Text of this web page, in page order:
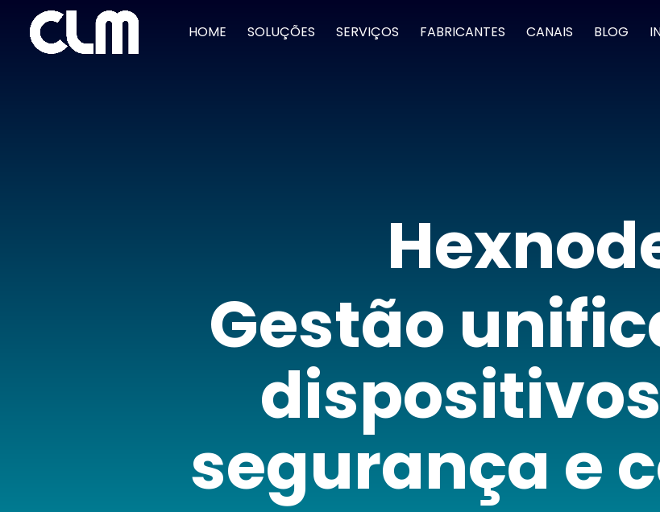
HOME SOLUÇÕES SERVIÇOS FABRICANTES CANAIS BLOG
Gestão
segurança e